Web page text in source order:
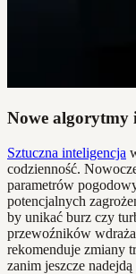
Nowe algorytmy
Sztuczna inteligencja
codzienność.
parametrów
potencjalnych
by unikać burz czy
przewoźników
rekomenduje zmiany
zanim jeszcze